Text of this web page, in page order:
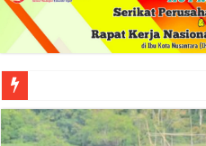
Viral! Selama Dua Bulan Lebih Siltap